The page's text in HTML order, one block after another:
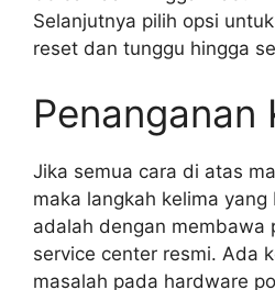
Selanjutnya pilih opsi
reset dan tunggu hingga
Penanganan
Jika semua cara di atas
maka langkah kelima
adalah dengan membawa
service center resmi. Ada
masalah pada hardware